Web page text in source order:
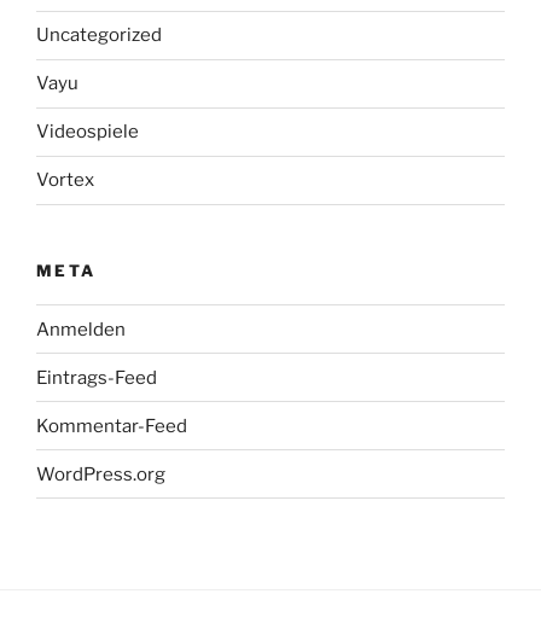
Uncategorized
Vayu
Videospiele
Vortex
META
Anmelden
Eintrags-Feed
Kommentar-Feed
WordPress.org